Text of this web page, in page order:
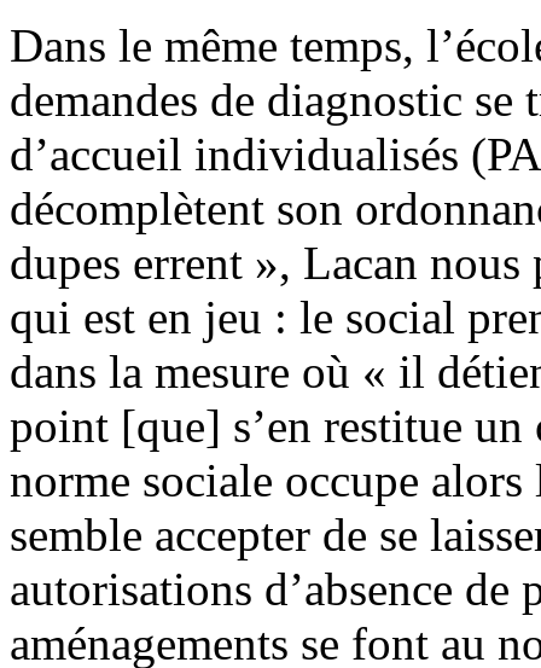
Dans le même temps,
demandes de diagnostic
d’accueil individualisés
décomplètent son
dupes errent », Lacan
qui est en jeu : le social
dans la mesure où « il
point [que] s’en restitue
norme sociale occupe alors
semble accepter de se
autorisations d’absence de
aménagements se font au